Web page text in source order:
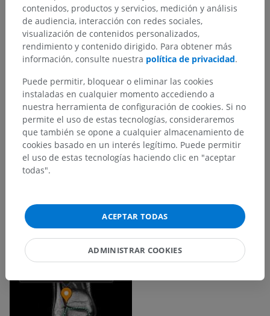
contenidos, productos y servicios, medición y análisis
de audiencia, interacción con redes sociales,
visualización de contenidos personalizados,
rendimiento y contenido dirigido. Para obtener más
información, consulte nuestra política de privacidad.
Puede permitir, bloquear o eliminar las cookies
instaladas en cualquier momento accediendo a
nuestra herramienta de configuración de cookies. Si no
permite el uso de estas tecnologías, consideraremos
que también se opone a cualquier almacenamiento de
cookies basado en un interés legítimo. Puede permitir
el uso de estas tecnologías haciendo clic en "aceptar
todas".
ACEPTAR TODAS
ADMINISTRAR COOKIES